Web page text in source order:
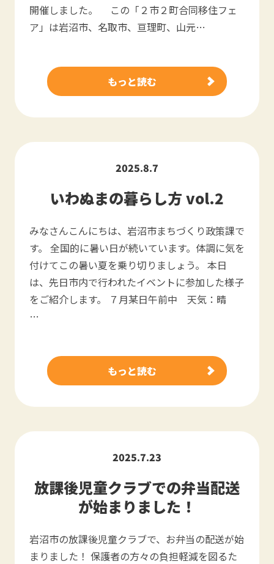
開催しました。 この「２市２町合同移住フェ
ア」は岩沼市、名取市、亘理町、山元…
もっと読む
2025.8.7
いわぬまの暮らし方 vol.2
みなさんこんにちは、岩沼市まちづくり政策課で
す。 全国的に暑い日が続いています。体調に気を
付けてこの暑い夏を乗り切りましょう。 本日
は、先日市内で行われたイベントに参加した様子
をご紹介します。 ７月某日午前中 天気：晴
…
もっと読む
2025.7.23
放課後児童クラブでの弁当配送
が始まりました！
岩沼市の放課後児童クラブで、お弁当の配送が始
まりました！ 保護者の方々の負担軽減を図るた